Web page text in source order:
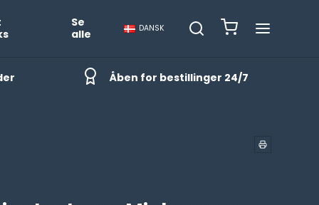
Se
alle
DANSK
Åben for bestillinger 24/7